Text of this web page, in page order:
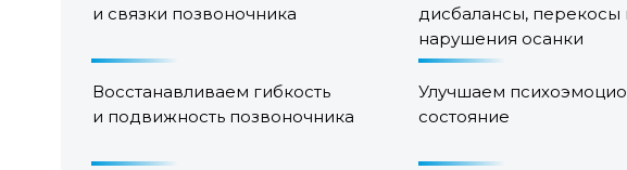
и связки позвоночника
дисбалансы, перекосы
нарушения осанки
Восстанавливаем гибкость
и подвижность позвоночника
Улучшаем
состояние